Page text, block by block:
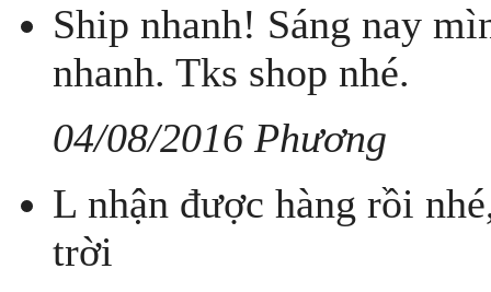
Ship nhanh! Sáng nay
nhanh. Tks shop nhé.
04/08/2016 Phương
L nhận được hàng rồi
trời